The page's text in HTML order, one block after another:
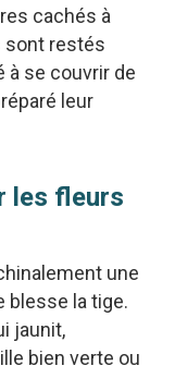
cachés à
sont restés
à se couvrir de
leur
les fleurs
une
blesse la tige.
jaunit,
bien verte ou